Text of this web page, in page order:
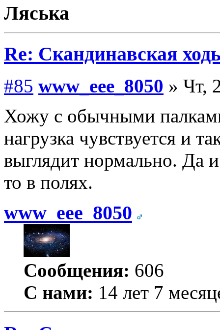
Ляська
Re: Скандинавская
#85 www_eee_8050 » Чт,
Хожу с обычными
нагрузка чувствуется и
выглядит нормально. Да
то в полях.
www_eee_8050
Сообщения: 606
С нами: 14 лет 7